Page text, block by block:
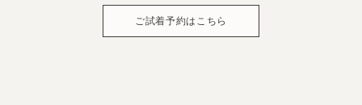
ご試着予約はこちら